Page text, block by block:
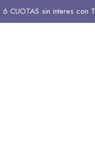
6 CUOTAS sin interes con